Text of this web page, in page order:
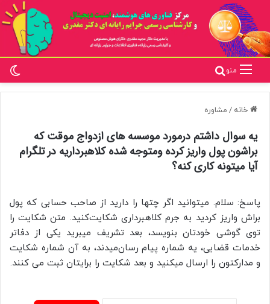
منو
خانه / مشاوره
یه سوال داشتم درمورد موسسه های ازدواج موقت که
براشون پول واریز کرده ومتوجه شده کلاهبرداریه در تلگرام
آیا میتونه کاری کنه؟
پاسخ: سلام. میتوانید اگر چتها را دارید از صاحب حسابی که پول
براش واریز کردید به جرم کلاهبرداری شکایت‌کنید. متن شکایت را
توی گوشی خودتان بنویسد، بعد تشریف میبرید یکی از دفاتر
خدمات قضایی، یه شماره پیام رسان‌میدند، به آن شماره شکایت
و مدارکتون را ارسال میکنید و بعد شکایت را برایتان ثبت می کنند.